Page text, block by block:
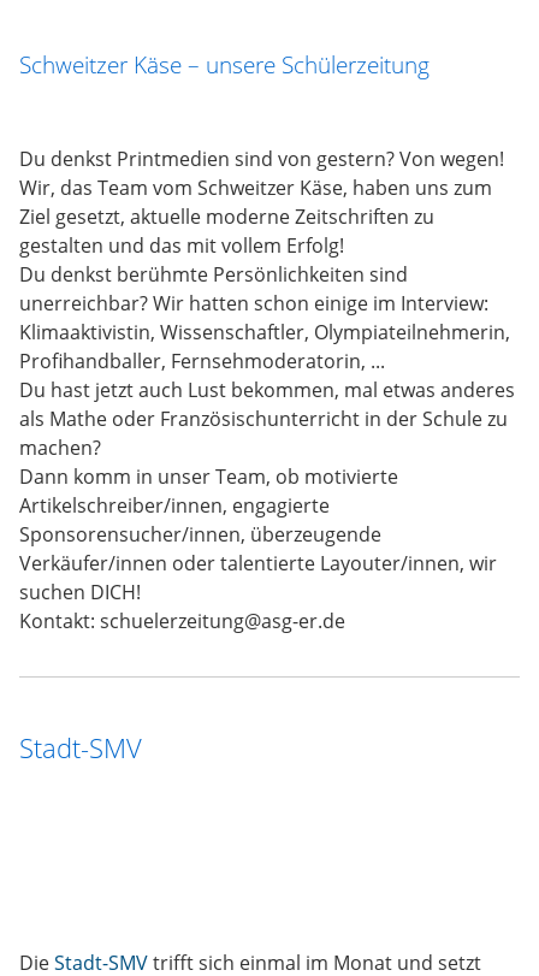
Schweitzer Käse – unsere Schülerzeitung
Du denkst Printmedien sind von gestern? Von wegen!
Wir, das Team vom Schweitzer Käse, haben uns zum
Ziel gesetzt, aktuelle moderne Zeitschriften zu
gestalten und das mit vollem Erfolg!
Du denkst berühmte Persönlichkeiten sind
unerreichbar? Wir hatten schon einige im Interview:
Klimaaktivistin, Wissenschaftler, Olympiateilnehmerin,
Profihandballer, Fernsehmoderatorin, ...
Du hast jetzt auch Lust bekommen, mal etwas anderes
als Mathe oder Französischunterricht in der Schule zu
machen?
Dann komm in unser Team, ob motivierte
Artikelschreiber/innen, engagierte
Sponsorensucher/innen, überzeugende
Verkäufer/innen oder talentierte Layouter/innen, wir
suchen DICH!
Kontakt: schuelerzeitung@asg-er.de
Stadt-SMV
DieStadt-SMVtrifft sich einmal im Monat und setzt